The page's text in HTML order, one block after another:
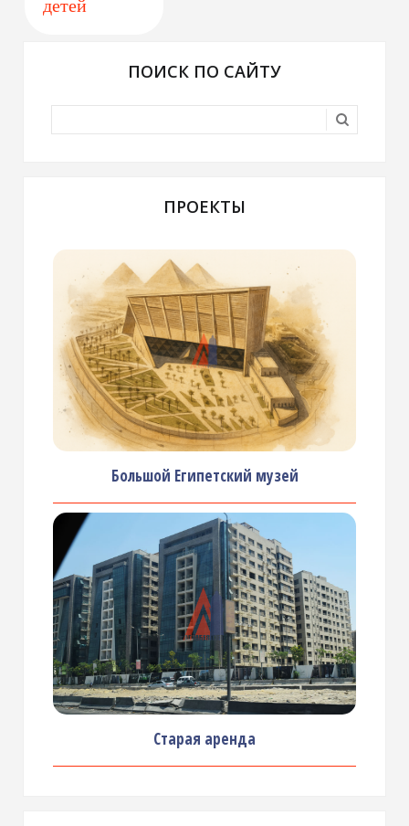
детей
ПОИСК ПО САЙТУ
ПРОЕКТЫ
Большой Египетский музей
Старая аренда